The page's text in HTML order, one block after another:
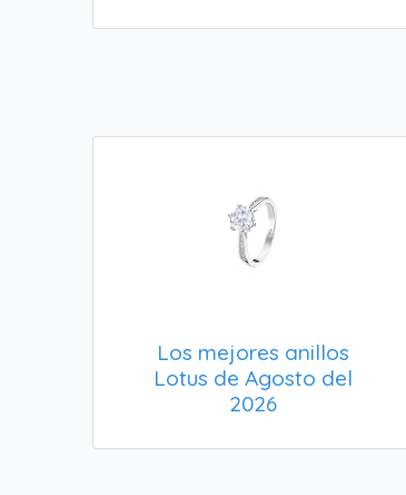
Los mejores anillos
Lotus de Agosto del
2026